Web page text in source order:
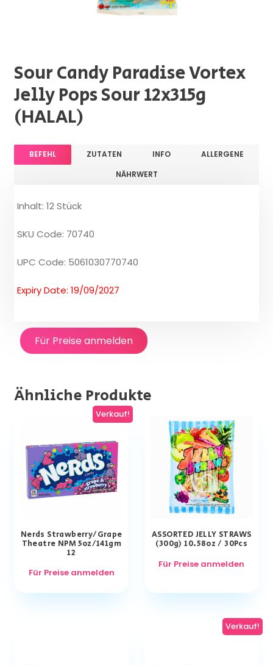
Sour Candy Paradise Vortex
Jelly Pops Sour 12x315g
(HALAL)
BEFEHL ZUTATEN INFO
ALLERGENE
NÄHRWERT
Inhalt: 12 Stück
SKU Code: 70740
UPC Code: 5061030770740
Expiry Date: 19/09/2027
Für Preise anmelden
Ähnliche Produkte
Verkauf!
Nerds Strawberry/Grape
Theatre NPM 5oz/141gm
12
Für Preise anmelden
ASSORTED JELLY STRAWS
(300g) 10.58oz / 30Pcs
Für Preise anmelden
Verkauf!